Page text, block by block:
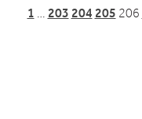
1
203 204 205 206